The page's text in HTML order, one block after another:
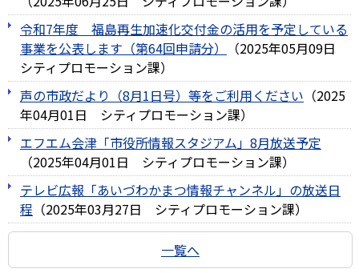
令和7年度 福島再生加速化交付金の活用を予定している
事業を公表します（第64回申請分）
（2025年05月09日
シティプロモーション課）
声の市政だより（8月1日号）等をご利用ください （2025
年04月01日
シティプロモーション課）
エフエム会津「市役所情報スタジアム」8月放送予定
（2025年04月01日 シティプロモーション課）
テレビ広報「あいづわかまつ情報チャンネル」の放送日
程 （2025年03月27日 シティプロモーション課）
一覧へ